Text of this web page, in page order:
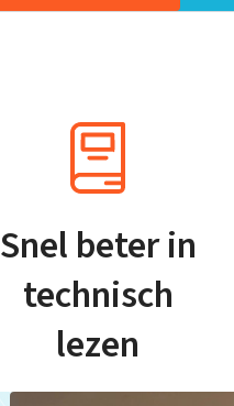
Snel beter in
technisch
lezen